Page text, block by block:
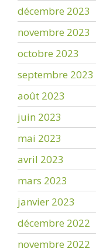
décembre 2023
novembre 2023
octobre 2023
septembre 2023
août 2023
juin 2023
mai 2023
avril 2023
mars 2023
janvier 2023
décembre 2022
novembre 2022